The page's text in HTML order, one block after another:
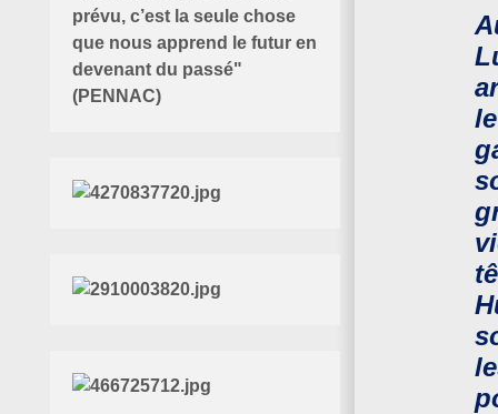
prévu, c’est la seule chose
que nous apprend le futur en
devenant du passé"
(PENNAC)